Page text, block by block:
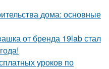
дома: основные
от бренда 19lab стал
уроков по